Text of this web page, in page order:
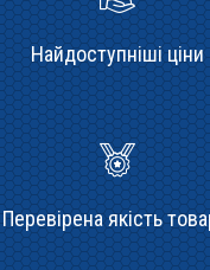
Найдоступніші ціни
Перевірена якість